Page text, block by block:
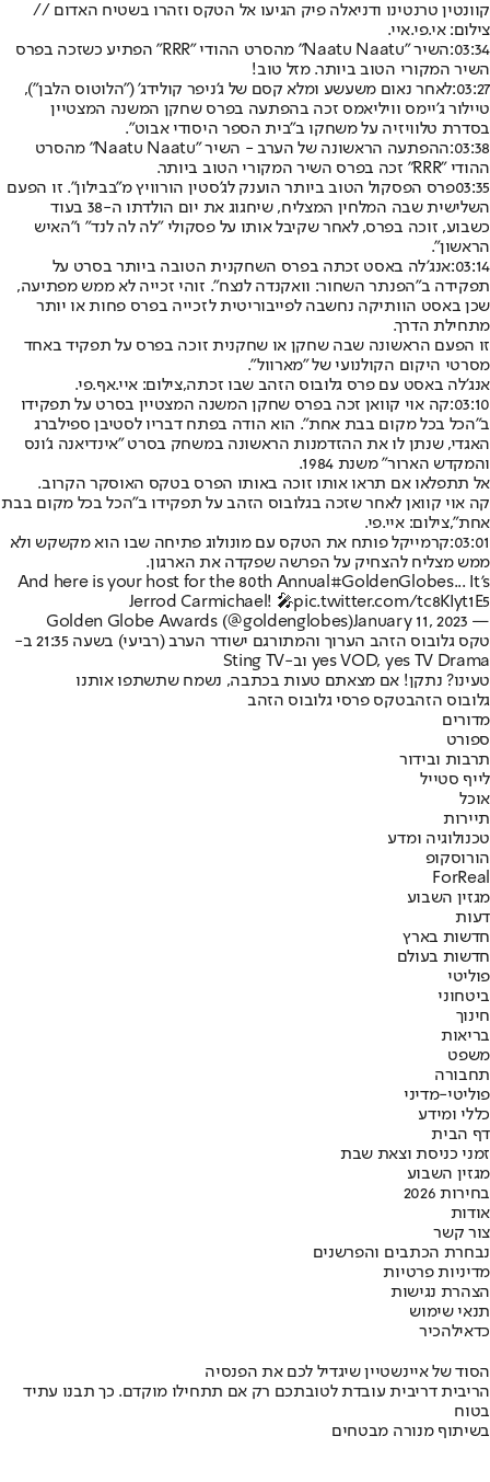
קוונטין טרנטינו ודניאלה פיק הגיעו אל הטקס וזהרו בשטיח האדום //
צילום: אי.פי.איי.
03:34:
השיר "Naatu Naatu" מהסרט ההודי "RRR" הפתיע כשזכה בפרס
השיר המקורי הטוב ביותר. מזל טוב!
03:27: לאחר נאום משעשע ומלא קסם של ג'ניפר קולידג' ("הלוטוס הלבן"),
טיילור ג'יימס וויליאמס זכה בהפתעה בפרס שחקן המשנה המצטיין
בסדרת טלוויזיה על משחקו ב"בית הספר היסודי אבוט".
03:38:
ההפתעה הראשונה של הערב - השיר "Naatu Naatu" מהסרט
ההודי "RRR" זכה בפרס השיר המקורי הטוב ביותר.
03:35פרס הפסקול הטוב ביותר הוענק לג'סטין הורוויץ מ"בבילון". זו הפעם
השלישית שבה המלחין המצליח, שיחגוג את יום הולדתו ה-38 בעוד
כשבוע, זוכה בפרס, לאחר שקיבל אותו על פסקולי "לה לה לנד" ו"האיש
הראשון".
03:14: אנג'לה באסט זכתה בפרס השחקנית הטובה ביותר בסרט על
תפקידה ב"הפנתר השחור: וואקנדה לנצח". זוהי זכייה לא ממש מפתיעה,
שכן באסט הוותיקה נחשבה לפייבוריטית לזכייה בפרס פחות או יותר
מתחילת הדרך.
זו הפעם הראשונה שבה שחקן או שחקנית זוכה בפרס על תפקיד באחד
מסרטי היקום הקולנועי של "מארוול".
אנג'לה באסט עם פרס גלובוס הזהב שבו זכתה,צילום: איי.אף.פי.
03:10: קה אוי קוואן זכה בפרס שחקן המשנה המצטיין בסרט על תפקידו
ב"הכל בכל מקום בבת אחת". הוא הודה בפתח דבריו לסטיבן ספילברג
האגדי, שנתן לו את ההזדמנות הראשונה במשחק בסרט "אינדיאנה ג'ונס
והמקדש הארור" משנת 1984.
אל תתפלאו אם תראו אותו זוכה באותו הפרס בטקס האוסקר הקרוב.
קה אוי קוואן לאחר שזכה בגלובוס הזהב על תפקידו ב"הכל בכל מקום בבת
אחת",צילום: איי.פי.
03:01: קרמייקל פותח את הטקס עם מונולוג פתיחה שבו הוא מקשקש ולא
ממש מצליח להצחיק על הפרשה שפקדה את הארגון.
And here is your host for the 80th Annual #GoldenGlobes... It’s
Jerrod Carmichael! 🎤pic.twitter.com/tc8KIyt1E5
— Golden Globe Awards (@goldenglobes)
January 11, 2023
טקס גלובוס הזהב הערוך והמתורגם ישודר הערב (רביעי) בשעה 21:35 ב-
yes VOD, yes TV Drama וב-Sting TV
טעינו? נתקן! אם מצאתם טעות בכתבה, נשמח שתשתפו אותנו
גלובוס הזהבטקס פרסי גלובוס הזהב
מדורים
ספורט
תרבות ובידור
לייף סטייל
אוכל
תיירות
טכנולוגיה ומדע
הורוסקופ
ForReal
מגזין השבוע
דעות
חדשות בארץ
חדשות בעולם
פוליטי
ביטחוני
חינוך
בריאות
משפט
תחבורה
פוליטי-מדיני
כללי ומידע
דף הבית
זמני כניסת וצאת שבת
מגזין השבוע
בחירות 2026
אודות
צור קשר
נבחרת הכתבים והפרשנים
מדיניות פרטיות
הצהרת נגישות
תנאי שימוש
כדאילהכיר
הסוד של איינשטיין שיגדיל לכם את הפנסיה
הריבית דריבית עובדת לטובתכם רק אם תתחילו מוקדם. כך תבנו עתיד
בטוח
בשיתוף מנורה מבטחים